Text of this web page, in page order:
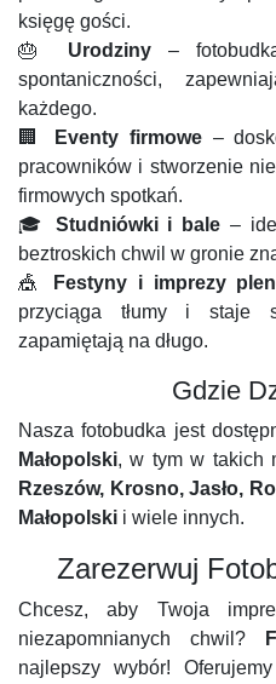
księgę gości.
🎂 Urodziny–
spontaniczności,
każdego.
🏢
Eventy firmowe–
pracowników i stworzenie
firmowych spotkań.
🎓 Studniówki i bale –
beztroskich chwil w gronie
🎪
Festyny i imprezy
przyciąga tłumy i staje
zapamiętają na długo.
Gdzie
Nasza fotobudka jest
Małopolski, w tym w takich
Rzeszów, Krosno, Jasło,
Małopolski i wiele innych.
Zarezerwuj
Chcesz, aby Twoja
niezapomnianych chwil?
najlepszy wybór!